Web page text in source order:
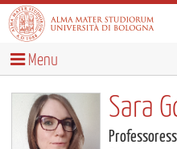
Menu
Sara